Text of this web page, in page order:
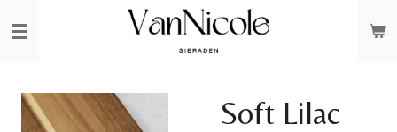
direct
hoofdinhoud
Soft Lilac